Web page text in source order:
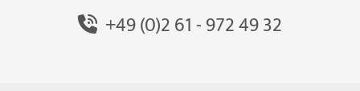
+49 (0)2 61 - 972 49 32